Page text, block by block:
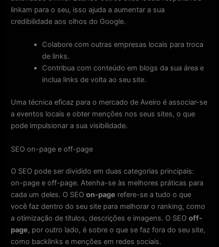
linkam para o seu, isso ajuda a aumentar a sua
credibilidade aos olhos do Google.
Colabore com outras empresas locais para troca
de links.
Contribua com conteúdo em blogs da sua área e
inclua links de volta ao seu site.
Uma técnica eficaz para o mercado de Aveiro é associar-se
a eventos locais e obter menções nos seus sites, o que
pode impulsionar a sua visibilidade.
SEO on-page e off-page
O SEO pode ser dividido em duas categorias principais:
on-page e off-page. Atenha-se às melhores práticas para
cada um deles. O SEOon-page refere-se a tudo o que
você faz dentro do seu site para melhorar o ranking, como
a otimização de títulos, descrições e imagens. O SEOoff-
page, por outro lado, é sobre o que se faz fora do seu site,
como backlinks e menções em redes sociais.